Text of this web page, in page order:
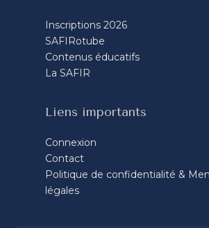
Inscriptions 2026
SAFIRotube
Contenus éducatifs
La SAFIR
Liens importants
Connexion
Contact
Politique de confidentialité &
légales